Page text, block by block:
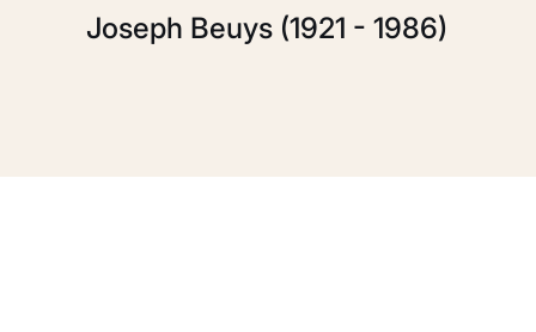
Joseph Beuys (1921 - 1986)